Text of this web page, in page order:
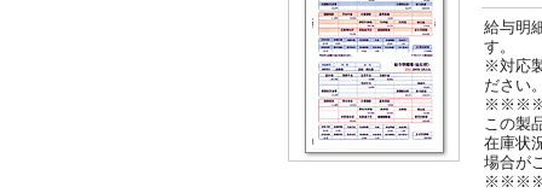
給与明
す。
※対応
ださい
この製
在庫状
場合が